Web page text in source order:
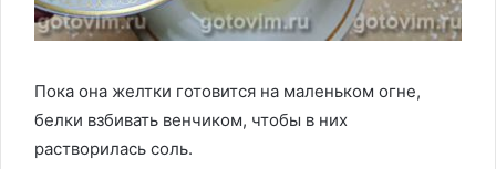
Пока она желтки готовится на маленьком огне,
белки взбивать венчиком, чтобы в них
растворилась соль.